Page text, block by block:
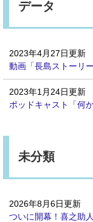
データ
2023年4月27日更新
動画「長島ストーリ
2023年1月24日更新
ポッドキャスト「何
未分類
2026年8月6日更新
ついに開幕！喜之助